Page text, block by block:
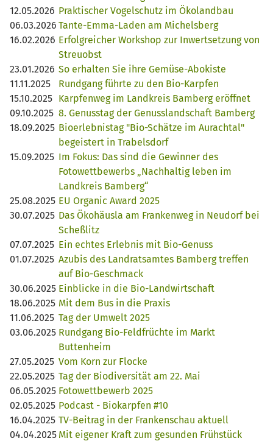
12.05.2026 Praktischer Vogelschutz im Ökolandbau
06.03.2026 Tante-Emma-Laden am Michelsberg
16.02.2026 Erfolgreicher Workshop zur Inwertsetzung von
Streuobst
23.01.2026 So erhalten Sie ihre Gemüse-Abokiste
11.11.2025
Rundgang führte zu den Bio-Karpfen
15.10.2025 Karpfenweg im Landkreis Bamberg eröffnet
09.10.2025 8. Genusstag der Genusslandschaft Bamberg
18.09.2025 Bioerlebnistag "Bio-Schätze im Aurachtal"
begeistert in Trabelsdorf
15.09.2025 Im Fokus: Das sind die Gewinner des
Fotowettbewerbs „Nachhaltig leben im
Landkreis Bamberg“
25.08.2025 EU Organic Award 2025
30.07.2025 Das Ökohäusla am Frankenweg in Neudorf bei
Scheßlitz
07.07.2025 Ein echtes Erlebnis mit Bio-Genuss
01.07.2025 Azubis des Landratsamtes Bamberg treffen
auf Bio-Geschmack
30.06.2025 Einblicke in die Bio-Landwirtschaft
18.06.2025 Mit dem Bus in die Praxis
11.06.2025 Tag der Umwelt 2025
03.06.2025 Rundgang Bio-Feldfrüchte im Markt
Buttenheim
27.05.2025 Vom Korn zur Flocke
22.05.2025 Tag der Biodiversität am 22. Mai
06.05.2025 Fotowettbewerb 2025
02.05.2025 Podcast - Biokarpfen #10
16.04.2025 TV-Beitrag in der Frankenschau aktuell
04.04.2025 Mit eigener Kraft zum gesunden Frühstück